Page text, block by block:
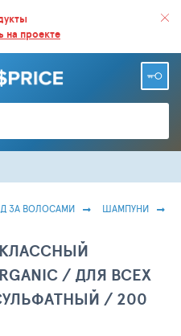
В МАГАЗИНАХ.
ЦЕН.
на проекте
ЗА ВОЛОСАМИ ШАМПУНИ
/ ДЛЯ ВСЕХ
/ 200